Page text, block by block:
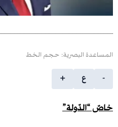
البصرية: حجم الخط